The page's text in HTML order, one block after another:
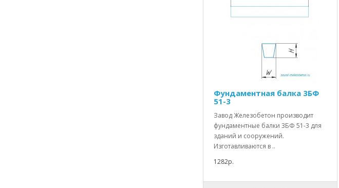
Фундаментная балка 3БФ
51-3
Завод Железобетон производит
фундаментные балки 3БФ 51-3 для
зданий и сооружений.
Изготавливаются в ..
1282р.